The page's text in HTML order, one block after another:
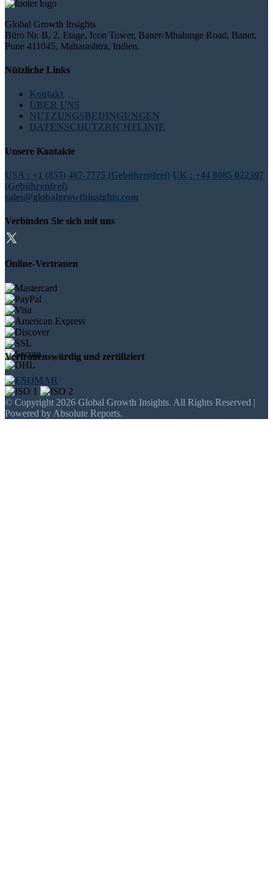
Global Growth Insights
Büro Nr. B, 2. Etage, Icon Tower, Baner-Mhalunge Road, Baner,
Pune 411045, Maharashtra, Indien.
Nützliche Links
Kontakt
ÜBER UNS
NUTZUNGSBEDINGUNGEN
DATENSCHUTZRICHTLINIE
Unsere Kontakte
USA : +1 (855) 467-7775 (Gebührenfrei) UK : +44 8085 022397
(Gebührenfrei)
sales@globalgrowthinsights.com
Verbinden Sie sich mit uns
Online-Vertrauen
Vertrauenswürdig und zertifiziert
© Copyright 2026 Global Growth Insights. All Rights Reserved |
Powered by Absolute Reports.